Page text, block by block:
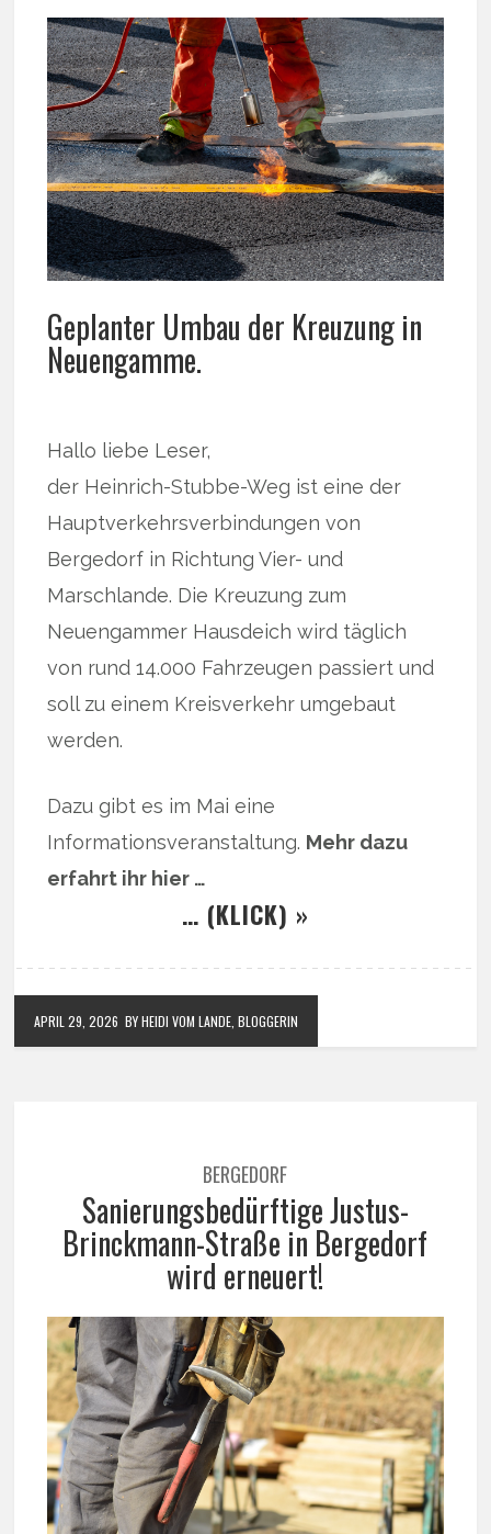
Geplanter Umbau der Kreuzung in
Neuengamme.
Hallo liebe Leser,
der Heinrich-Stubbe-Weg ist eine der
Hauptverkehrsverbindungen von
Bergedorf in Richtung Vier- und
Marschlande. Die Kreuzung zum
Neuengammer Hausdeich wird täglich
von rund 14.000 Fahrzeugen passiert und
soll zu einem Kreisverkehr umgebaut
werden.
Dazu gibt es im Mai eine
Informationsveranstaltung. Mehr dazu
erfahrt ihr hier …
… (KLICK) »
APRIL 29, 2026 BY HEIDI VOM LANDE, BLOGGERIN
BERGEDORF
Sanierungsbedürftige Justus-
Brinckmann-Straße in Bergedorf
wird erneuert!